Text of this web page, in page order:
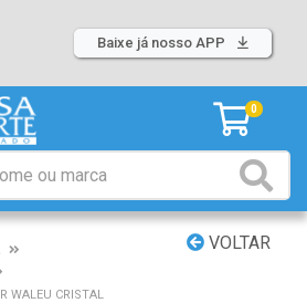
Baixe já nosso APP
0
VOLTAR
WALEU CRISTAL